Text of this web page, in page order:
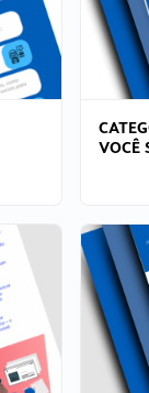
VOCÊ